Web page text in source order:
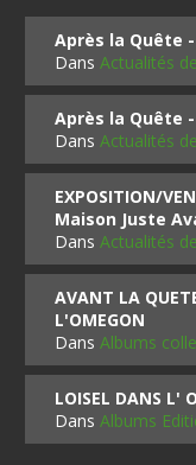
Après la Quête
DansActualités
Après la Quête
DansActualités
EXPOSITION/
Maison Juste
DansActualités
AVANT LA
L'OMEGON
DansAlbums
LOISEL DANS L'
DansAlbums